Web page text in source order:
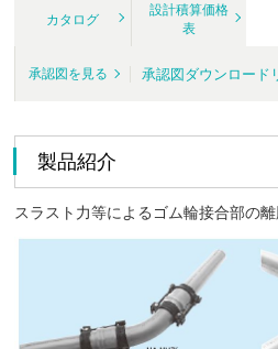
カタログ
設計積算価格
表
承認図を見る 承認図ダウンロード
製品紹介
スラスト力等によるゴム輪接合部の